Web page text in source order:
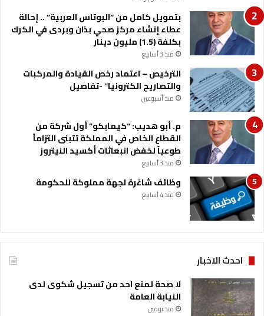
د
ل
ق
ا
ن
و
ن
ا
ل
د
و
ل
ي
بتمويل كامل من “البوتاس العربية” .. إحالة
عطاء إنشاء مركز صحي بذان وبردى في الكرك
بكلفة (1.5) مليون دينار
منذ 3 أسابيع
الترخيص – اعتماد رخص القيادة والمركبات
والتصاريح الكترونيا” -تفاصيل
منذ أسبوعين
م. أبو هديب: “كيمابكو” أول شركة من
القطاع الخاص في المملكة تتبنى التزاماً
طوعياً لخفض انبعاثات أكسيد النيتروز
منذ 3 أسابيع
وظائف شاغرة لجهة مملوكة للحكومة
منذ 4 أسابيع
احدث الاخبار
لا صحة لمنع احد من تسجيل شكوى لدى
النيابة العامة
منذ يومين